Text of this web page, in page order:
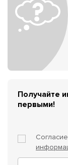
Получайте
первыми!